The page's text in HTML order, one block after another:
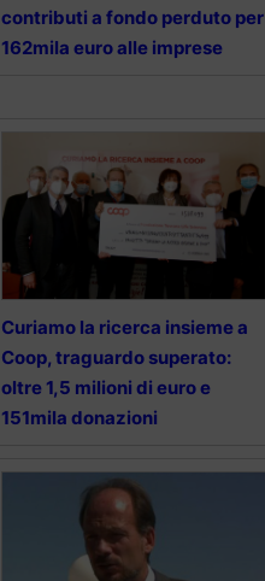
contributi a fondo perduto per
162mila euro alle imprese
Curiamo la ricerca insieme a
Coop, traguardo superato:
oltre 1,5 milioni di euro e
151mila donazioni